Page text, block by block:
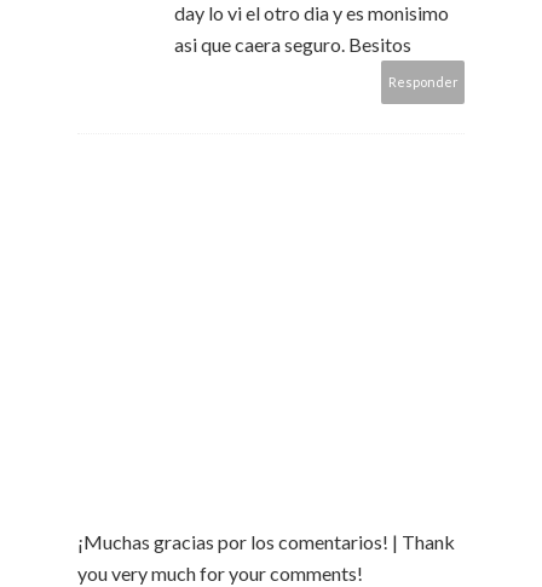
day lo vi el otro dia y es monisimo
asi que caera seguro. Besitos
Responder
¡Muchas gracias por los comentarios! | Thank
you very much for your comments!